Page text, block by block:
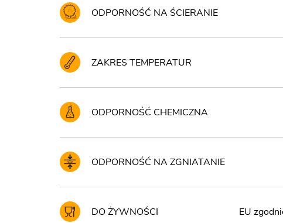
ODPORNOŚĆ NA ŚCIERANIE
ZAKRES TEMPERATUR
ODPORNOŚĆ CHEMICZNA
ODPORNOŚĆ NA ZGNIATANIE
DO ŻYWNOŚCI EU